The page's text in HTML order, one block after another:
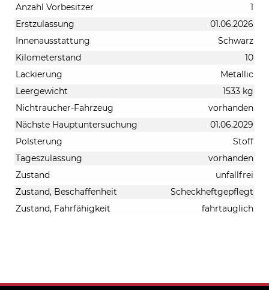
Anzahl Vorbesitzer
1
Erstzulassung
01.06.2026
Innenausstattung
Schwarz
Kilometerstand
10
Lackierung
Metallic
Leergewicht
1533 kg
Nichtraucher-Fahrzeug
vorhanden
Nächste Hauptuntersuchung
01.06.2029
Polsterung
Stoff
Tageszulassung
vorhanden
Zustand
unfallfrei
Zustand, Beschaffenheit
Scheckheftgepflegt
Zustand, Fahrfähigkeit
fahrtauglich